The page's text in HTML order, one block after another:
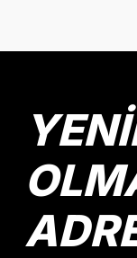
Ürün
Ürün fiyatı
Bu ürüne